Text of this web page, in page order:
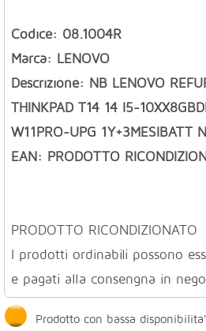
Codice: 08.1004R
Marca: LENOVO
Descrizione: NB LENOVO
THINKPAD T14 14 I5-
W11PRO-UPG 1Y+3MESIBATT
EAN: PRODOTTO
PRODOTTO RICONDIZIONATO
I prodotti ordinabili possono
e pagati alla consengna in
Prodotto con bassa